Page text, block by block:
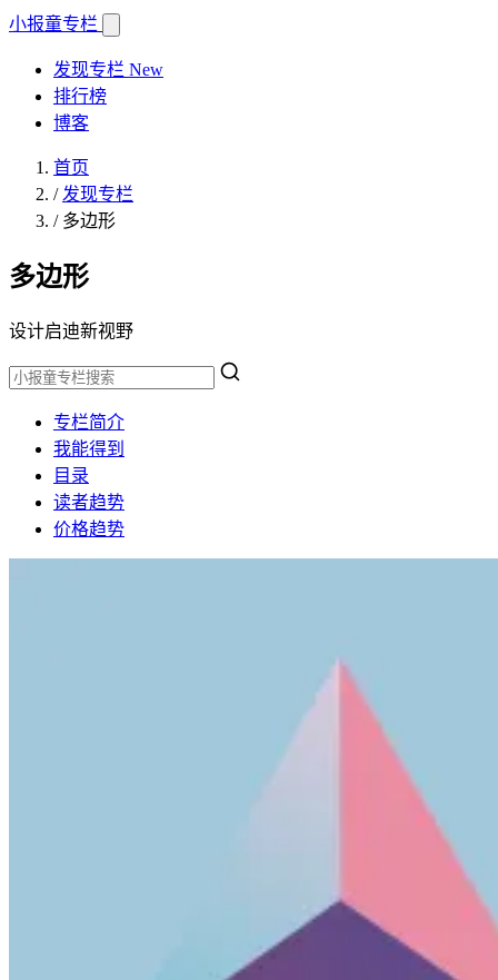
小报童专栏
发现专栏 New
排行榜
博客
首页
/ 发现专栏
/ 多边形
多边形
设计启迪新视野
专栏简介
我能得到
目录
读者趋势
价格趋势